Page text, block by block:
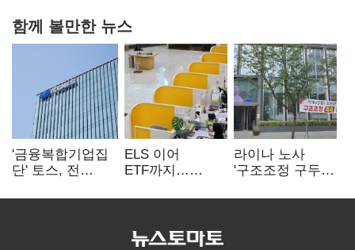
함께 볼만한 뉴스
'금융복합기업집
단' 토스, 전
표준화
ELS 이어
ETF까지…
제동 걸린 은행
라이나 노사
'구조조정 구두